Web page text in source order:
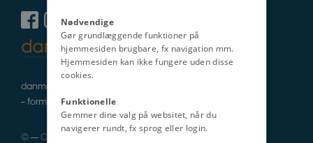
danmarkshistorie i tekst, lyd og billede
– formidlet af fagfolk
©—Cookies
Nødvendige
Gør grundlæggende funktioner på
hjemmesiden brugbare, fx navigation mm.
Hjemmesiden kan ikke fungere uden disse
cookies.
Funktionelle
Gemmer dine valg på websitet, når du
navigerer rundt, fx sprog eller login.